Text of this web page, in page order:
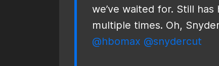
we’ve waited for. Still
multiple times. Oh,
@hbomax @snydercut